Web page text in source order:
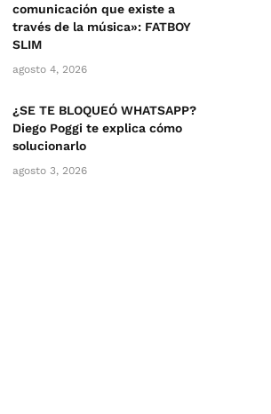
comunicación que existe a
través de la música»: FATBOY
SLIM
agosto 4, 2026
¿SE TE BLOQUEÓ WHATSAPP?
Diego Poggi te explica cómo
solucionarlo
agosto 3, 2026